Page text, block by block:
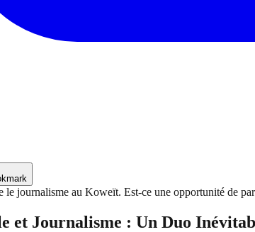
journalisme au Koweït. Est-ce une opportunité de
et Journalisme : Un Duo